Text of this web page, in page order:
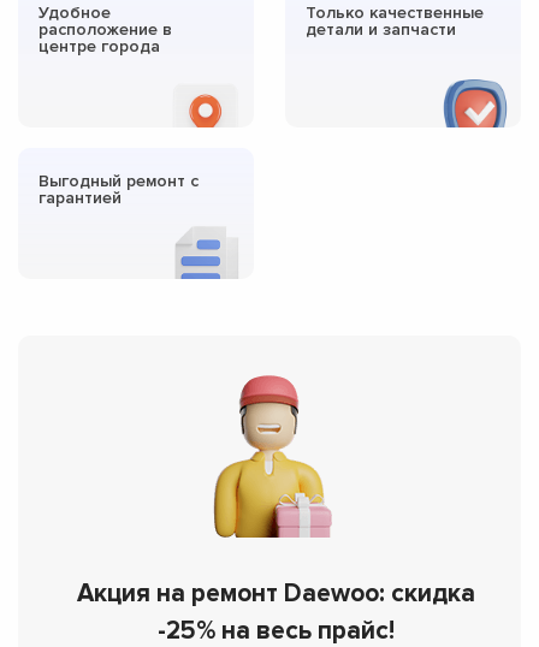
Удобное
расположение в
центре города
Только качественные
детали и запчасти
Выгодный ремонт с
гарантией
Акция на ремонт Daewoo: скидка
-25% на весь прайс!